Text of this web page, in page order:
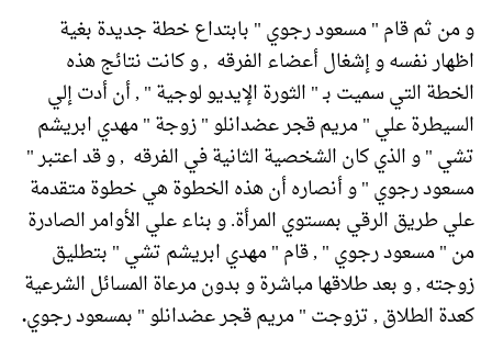
و من ثم قام " مسعود رجوي " بابتداع خطة جديدة بغية
اظهار نفسه و إشغال أعضاء الفرقه , و كانت نتائج هذه
الخطة التي سميت بـ " الثورة الإيديو لوجية " , أن أدت إلي
السيطرة علي " مريم قجر عضدانلو " زوجة " مهدي ابريشم
تشي " و الذي كان الشخصية الثانية في الفرقه , و قد اعتبر "
مسعود رجوي " و أنصاره أن هذه الخطوة هي خطوة متقدمة
علي طريق الرقي بمستوي المرأة. و بناء علي الأوامر الصادرة
من " مسعود رجوي " , قام " مهدي ابريشم تشي " بتطليق
زوجته , و بعد طلاقها مباشرة و بدون مرعاة المسائل الشرعية
كعدة الطلاق , تزوجت " مريم قجر عضدانلو " بمسعود رجوي.